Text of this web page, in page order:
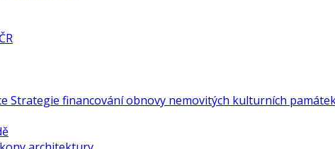
Strategie financování obnovy nemovitých kulturních